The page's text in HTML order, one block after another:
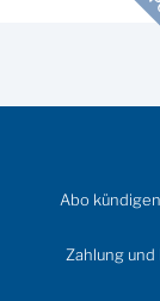
Abo kündigen
Zahlung